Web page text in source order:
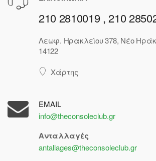
210 2810019 , 210
Λεωφ. Ηρακλείου 378, Νέο
14122
Χάρτης
EMAIL
info@theconsoleclub.gr
Ανταλλαγές
antallages@theconsoleclub.gr